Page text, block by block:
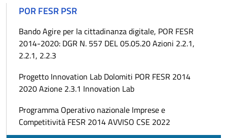
POR FESR PSR
Bando Agire per la cittadinanza digitale, POR FESR
2014-2020: DGR N. 557 DEL 05.05.20 Azioni 2.2.1,
2.2.1, 2.2.3
Progetto Innovation Lab Dolomiti POR FESR 2014
2020 Azione 2.3.1 Innovation Lab
Programma Operativo nazionale Imprese e
Competitività FESR 2014 AVVISO CSE 2022